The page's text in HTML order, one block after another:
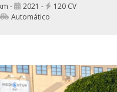
- 2021 -
120 CV
Automático